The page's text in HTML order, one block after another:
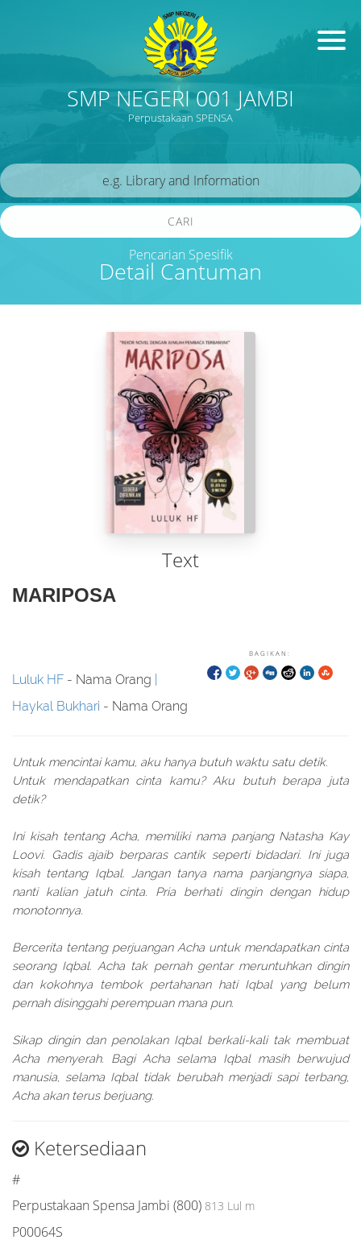
SMP NEGERI 001 JAMBI
Perpustakaan SPENSA
Detail Cantuman
CARI
Pencarian Spesifik
Text
MARIPOSA
BAGIKAN:
Luluk HF - Nama Orang
Haykal Bukhari - Nama Orang
Untuk mencintai kamu, aku hanya butuh waktu satu detik.
Untuk mendapatkan cinta kamu? Aku butuh berapa juta
detik?
Ini kisah tentang Acha, memiliki nama panjang Natasha Kay
Loovi. Gadis ajaib berparas cantik seperti bidadari. Ini juga
kisah tentang Iqbal. Jangan tanya nama panjangnya siapa,
nanti kalian jatuh cinta. Pria berhati dingin dengan hidup
monotonnya.
Bercerita tentang perjuangan Acha untuk mendapatkan cinta
seorang Iqbal. Acha tak pernah gentar meruntuhkan dingin
dan kokohnya tembok pertahanan hati Iqbal yang belum
pernah disinggahi perempuan mana pun.
Sikap dingin dan penolakan Iqbal berkali-kali tak membuat
Acha menyerah. Bagi Acha selama Iqbal masih berwujud
manusia, selama Iqbal tidak berubah menjadi sapi terbang,
Acha akan terus berjuang.
Ketersediaan
#
Perpustakaan Spensa Jambi (800) 813 Lul m
P00064S